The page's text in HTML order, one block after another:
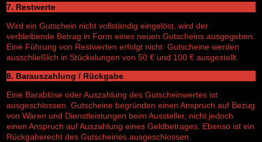
7. Restwerte
Wird ein Gutschein nicht vollständig eingelöst, wird der
verbleibende Betrag in Form eines neuen Gutscheins ausgegeben.
Eine Führung von Restwerten erfolgt nicht. Gutscheine werden
ausschließlich in Stückelungen von 50 € und 100 € ausgestellt.
8. Barauszahlung / Rückgabe
Eine Barablöse oder Auszahlung des Gutscheinwertes ist
ausgeschlossen. Gutscheine begründen einen Anspruch auf Bezug
von Waren und Dienstleistungen beim Aussteller, nicht jedoch
einen Anspruch auf Auszahlung eines Geldbetrages. Ebenso ist ein
Rückgaberecht des Gutscheines ausgeschlossen.